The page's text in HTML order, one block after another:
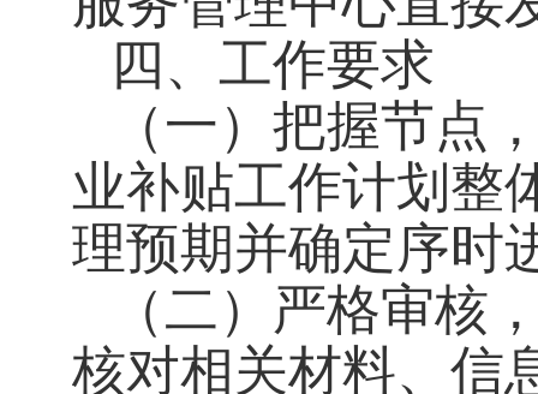
四、工作要求
（一）把握节点
业补贴工作计划整
理预期并确定序时
（二）严格审核
核对相关材料、信